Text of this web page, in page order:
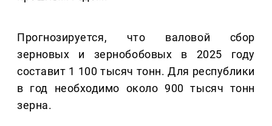
Прогнозируется, что валовой сбор
зерновых и зернобобовых в 2025 году
составит 1 100 тысяч тонн. Для республики
в год необходимо около 900 тысяч тонн
зерна.